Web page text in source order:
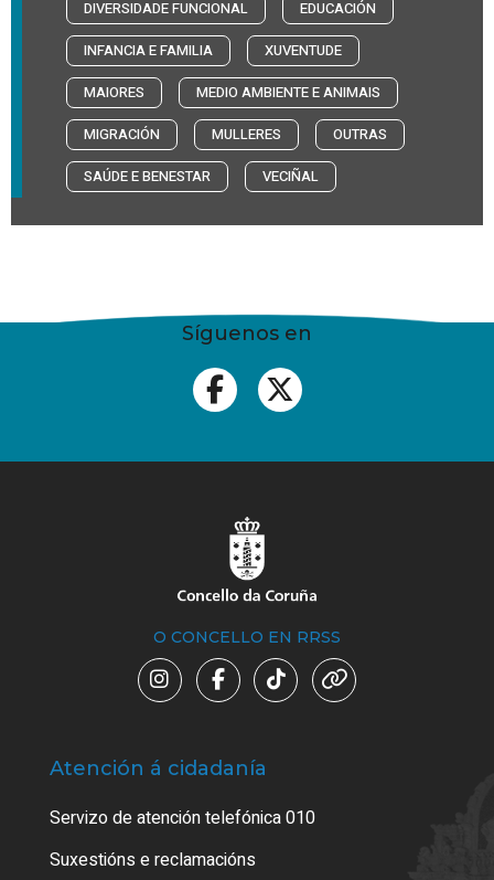
DIVERSIDADE FUNCIONAL
EDUCACIÓN
INFANCIA E FAMILIA
XUVENTUDE
MAIORES
MEDIO AMBIENTE E ANIMAIS
MIGRACIÓN
MULLERES
OUTRAS
SAÚDE E BENESTAR
VECIÑAL
Síguenos en
O CONCELLO EN RRSS
Atención á cidadanía
Servizo de atención telefónica 010
Suxestións e reclamacións